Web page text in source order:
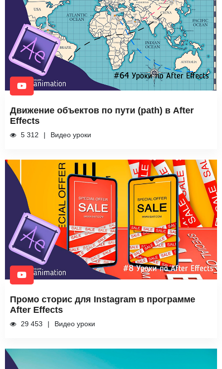
Движение объектов по пути (path) в After
Effects
5 312 Видео уроки
Промо сторис для Instagram в программе
After Effects
29 453 Видео уроки